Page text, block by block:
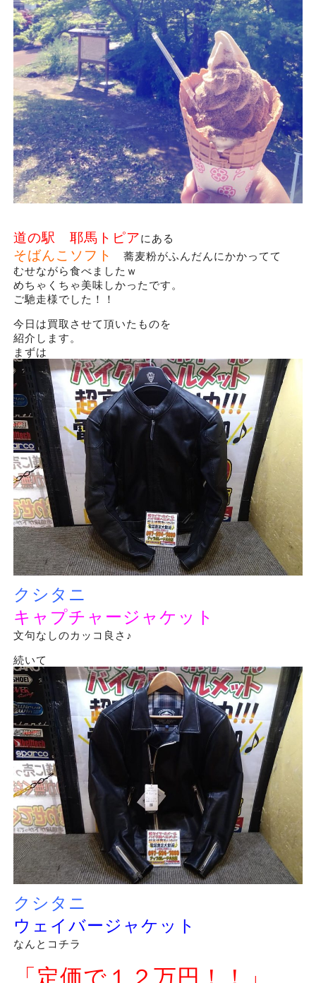
道の駅 耶馬トピアにある
そばんこソフト
蕎麦粉がふんだんにかかってて
むせながら食べましたｗ
めちゃくちゃ美味しかったです。
ご馳走様でした！！
今日は買取させて頂いたものを
紹介します。
まずは
クシタニ
キャプチャージャケット
文句なしのカッコ良さ♪
続いて
クシタニ
ウェイバージャケット
なんとコチラ
「定価で１２万円！！」